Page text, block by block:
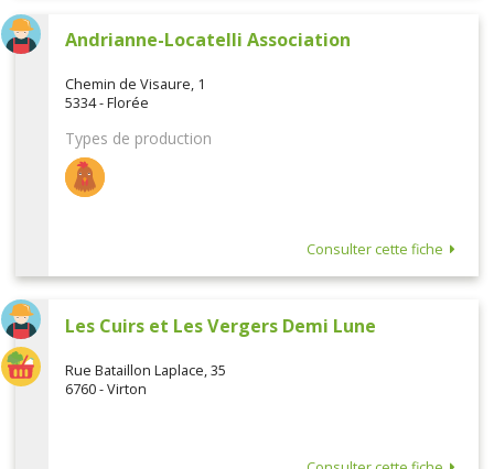
Andrianne-Locatelli Association
Chemin de Visaure, 1
5334 - Florée
Types de production
Consulter cette fiche
Les Cuirs et Les Vergers Demi Lune
Rue Bataillon Laplace, 35
6760 - Virton